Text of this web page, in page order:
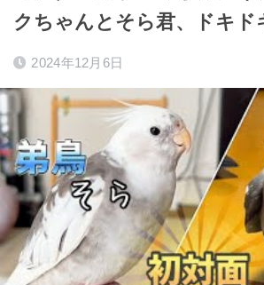
クちゃんとそら君、ドキド
2024年12月6日